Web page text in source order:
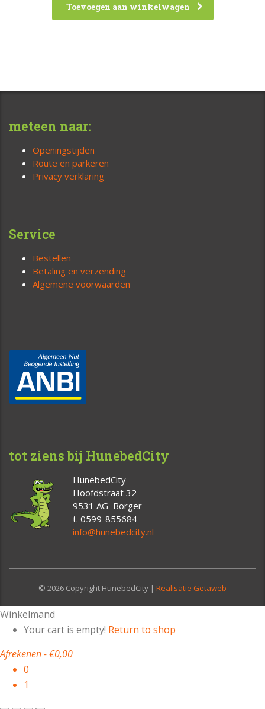
Toevoegen aan winkelwagen
meteen naar:
Openingstijden
Route en parkeren
Privacy verklaring
Service
Bestellen
Betaling en verzending
Algemene voorwaarden
tot ziens bij HunebedCity
HunebedCity
Hoofdstraat 32
9531 AG Borger
t. 0599-855684
info@hunebedcity.nl
© 2026 Copyright HunebedCity | Realisatie Getaweb
Winkelmand
Your cart is empty! Return to shop
Afrekenen-€0,00
0
1